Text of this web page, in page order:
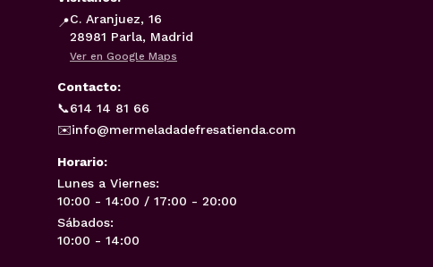
📍C. Aranjuez, 16
28981 Parla, Madrid
Ver en Google Maps
Contacto:
📞614 14 81 66
✉️info@mermeladadefresatienda.com
Horario:
Lunes a Viernes:
10:00 - 14:00 / 17:00 - 20:00
Sábados:
10:00 - 14:00